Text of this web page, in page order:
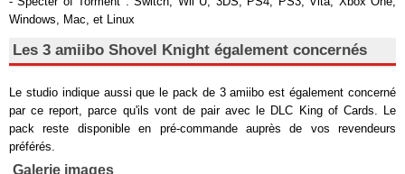
Windows, Mac, et Linux
Les 3 amiibo Shovel Knight également concernés
Le studio indique aussi que le pack de 3 amiibo est également concerné
par ce report, parce qu'ils vont de pair avec le DLC King of Cards. Le
pack reste disponible en pré-commande auprès de vos revendeurs
préférés.
Galerie images